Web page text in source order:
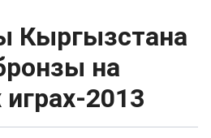
Кыргызстана
на
2013